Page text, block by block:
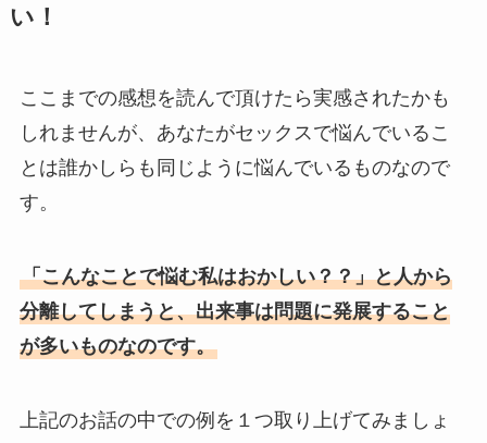
い！
ここまでの感想を読んで頂けたら実感されたかも
しれませんが、あなたがセックスで悩んでいるこ
とは誰かしらも同じように悩んでいるものなので
す。
「こんなことで悩む私はおかしい？？」と人から
分離してしまうと、出来事は問題に発展すること
が多いものなのです。
上記のお話の中での例を１つ取り上げてみましょ